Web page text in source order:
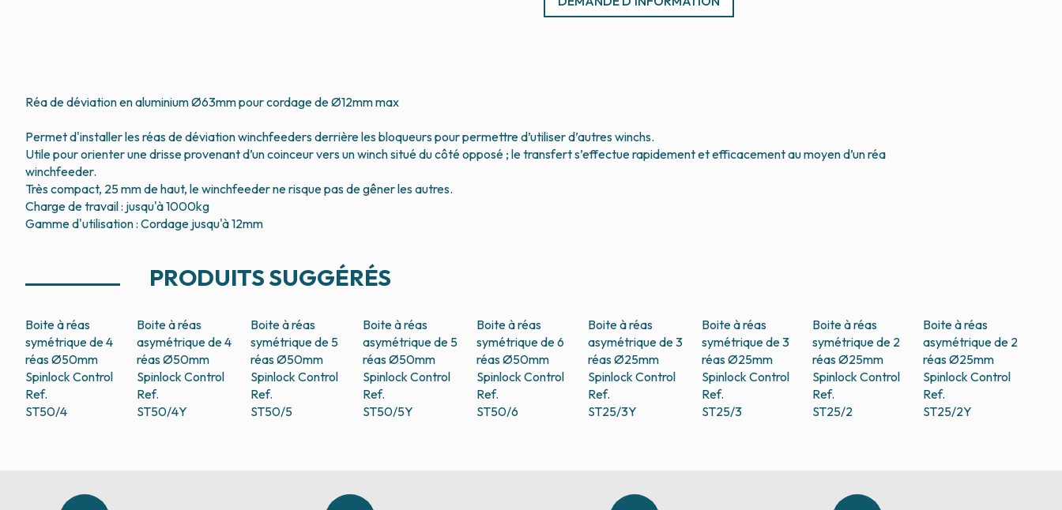
Réa de déviation en aluminium Ø63mm pour cordage de Ø12mm max
Permet d'installer les réas de déviation winchfeeders derrière les bloqueurs pour permettre d’utiliser d’autres winchs.
Utile pour orienter une drisse provenant d’un coinceur vers un winch situé du côté opposé ; le transfert s’effectue rapidement et efficacement au moyen d’un réa
winchfeeder.
Très compact, 25 mm de haut, le winchfeeder ne risque pas de gêner les autres.
Charge de travail : jusqu'à 1000kg
Gamme d'utilisation : Cordage jusqu'à 12mm
PRODUITS SUGGÉRÉS
Boite à réas
symétrique de 4
réas Ø50mm
Spinlock Control
Ref.
ST50/4
Boite à réas
asymétrique de 4
réas Ø50mm
Spinlock Control
Ref.
ST50/4Y
Boite à réas
symétrique de 5
réas Ø50mm
Spinlock Control
Ref.
ST50/5
Boite à réas
asymétrique de 5
réas Ø50mm
Spinlock Control
Ref.
ST50/5Y
Boite à réas
symétrique de 6
réas Ø50mm
Spinlock Control
Ref.
ST50/6
Boite à réas
asymétrique de 3
réas Ø25mm
Spinlock Control
Ref.
ST25/3Y
Boite à réas
symétrique de 3
réas Ø25mm
Spinlock Control
Ref.
ST25/3
Boite à réas
symétrique de 2
réas Ø25mm
Spinlock Control
Ref.
ST25/2
Boite à réas
asymétrique de 2
réas Ø25mm
Spinlock Control
Ref.
ST25/2Y